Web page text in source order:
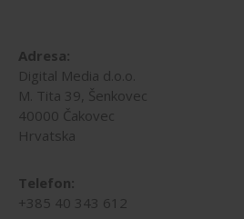
Adresa:
Digital Media d.o.o.
M. Tita 39, Šenkovec
40000 Čakovec
Hrvatska
Telefon:
+385 40 343 612